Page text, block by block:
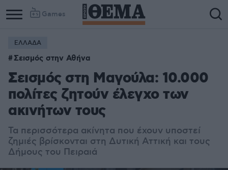
Games
ΕΛΛΑΔΑ
Σεισμός στην Αθήνα
Σεισμός στη Μαγούλα: 10.000
πολίτες ζητούν έλεγχο των
ακινήτων τους
Τα περισσότερα ακίνητα που έχουν υποστεί
ζημιές βρίσκονται στη Δυτική Αττική και τους
Δήμους του Πειραιά